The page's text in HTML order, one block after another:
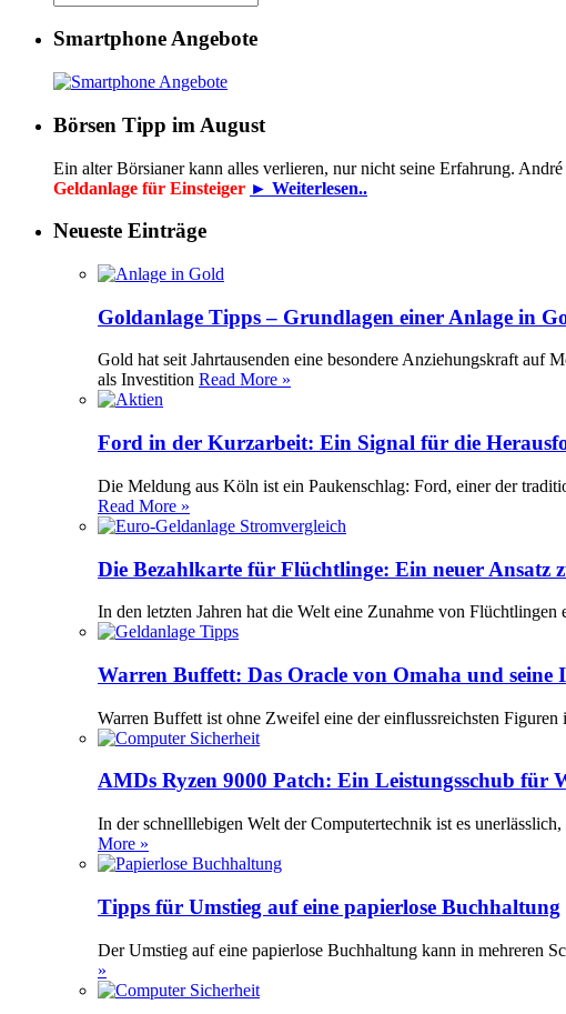
Smartphone Angebote
Börsen Tipp im August
Ein alter Börsianer kann alles verlieren, nur nicht seine Erfahrung.
Geldanlage für Einsteiger ► Weiterlesen..
Neueste Einträge
Goldanlage Tipps – Grundlagen einer Anlage in
Gold hat seit Jahrtausenden eine besondere Anziehungskraft auf
als Investition Read More »
Ford in der Kurzarbeit: Ein Signal für die
Die Meldung aus Köln ist ein Paukenschlag: Ford, einer der
Read More »
Die Bezahlkarte für Flüchtlinge: Ein neuer Ansatz
In den letzten Jahren hat die Welt eine Zunahme von
Warren Buffett: Das Oracle von Omaha und seine
Warren Buffett ist ohne Zweifel eine der einflussreichsten
AMDs Ryzen 9000 Patch: Ein Leistungsschub für
In der schnelllebigen Welt der Computertechnik ist es
More »
Tipps für Umstieg auf eine papierlose Buchhaltung
Der Umstieg auf eine papierlose Buchhaltung kann in mehreren
»